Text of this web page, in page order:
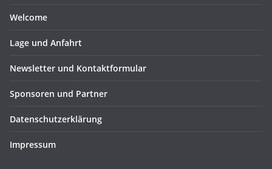
Welcome
Lage und Anfahrt
Newsletter und Kontaktformular
Sponsoren und Partner
Datenschutzerklärung
Impressum